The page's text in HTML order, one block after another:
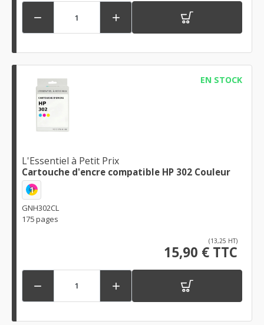
 
EN STOCK
L'Essentiel à Petit Prix
Cartouche d'encre compatible HP 302 Couleur
1
GNH302CL
175 pages
(13,25 HT)
15,90 € TTC
 